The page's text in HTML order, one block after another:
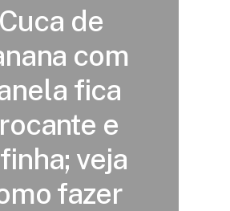
Cuca de
com
fica
e
veja
fazer